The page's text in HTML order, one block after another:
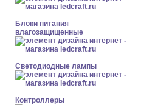
Блоки питания
влагозащищенные
Светодиодные лампы
Контроллеры